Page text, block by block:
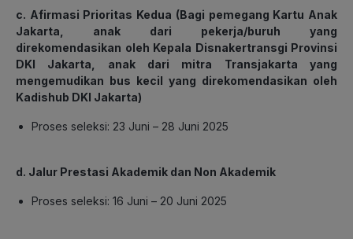
c. Afirmasi Prioritas Kedua (Bagi pemegang Kartu Anak
Jakarta, anak dari pekerja/buruh yang
direkomendasikan oleh Kepala Disnakertransgi Provinsi
DKI Jakarta, anak dari mitra Transjakarta yang
mengemudikan bus kecil yang direkomendasikan oleh
Kadishub DKI Jakarta)
Proses seleksi: 23 Juni – 28 Juni 2025
d. Jalur Prestasi Akademik dan Non Akademik
Proses seleksi: 16 Juni – 20 Juni 2025